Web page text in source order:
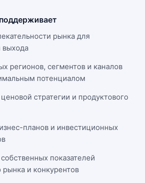
рынка для
выхода
регионов, сегментов и каналов
потенциалом
стратегии и продуктового
планов и инвестиционных
показателей
рынка и конкурентов